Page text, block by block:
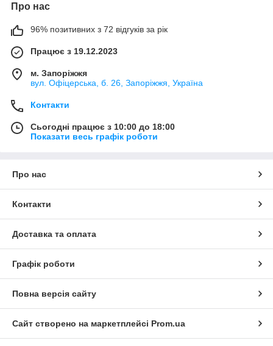
Про нас
96% позитивних з 72 відгуків за рік
Працює з 19.12.2023
м. Запоріжжя
вул. Офіцерська, б. 26, Запоріжжя, Україна
Контакти
Сьогодні працює з 10:00 до 18:00
Показати весь графік роботи
Про нас
Контакти
Доставка та оплата
Графік роботи
Повна версія сайту
Сайт створено на маркетплейсі Prom.ua